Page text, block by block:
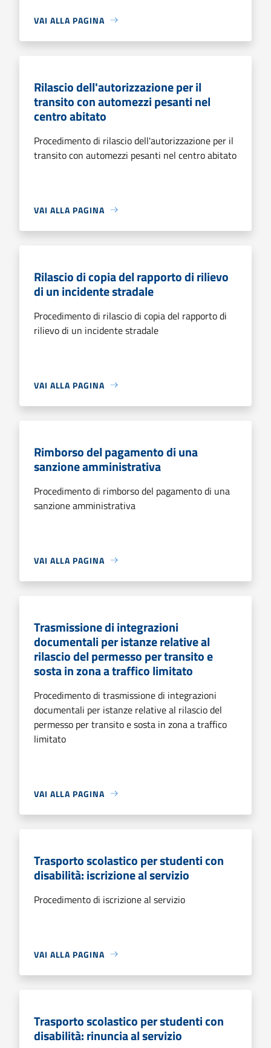
VAI ALLA PAGINA
Rilascio dell'autorizzazione per il
transito con automezzi pesanti nel
centro abitato
Procedimento di rilascio dell'autorizzazione per il
transito con automezzi pesanti nel centro abitato
VAI ALLA PAGINA
Rilascio di copia del rapporto di rilievo
di un incidente stradale
Procedimento di rilascio di copia del rapporto di
rilievo di un incidente stradale
VAI ALLA PAGINA
Rimborso del pagamento di una
sanzione amministrativa
Procedimento di rimborso del pagamento di una
sanzione amministrativa
VAI ALLA PAGINA
Trasmissione di integrazioni
documentali per istanze relative al
rilascio del permesso per transito e
sosta in zona a traffico limitato
Procedimento di trasmissione di integrazioni
documentali per istanze relative al rilascio del
permesso per transito e sosta in zona a traffico
limitato
VAI ALLA PAGINA
Trasporto scolastico per studenti con
disabilità: iscrizione al servizio
Procedimento di iscrizione al servizio
VAI ALLA PAGINA
Trasporto scolastico per studenti con
disabilità: rinuncia al servizio